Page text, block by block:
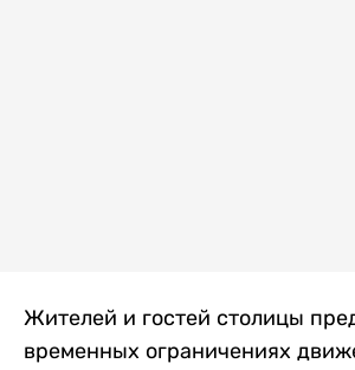
Жителей и гостей столицы
временных ограничениях